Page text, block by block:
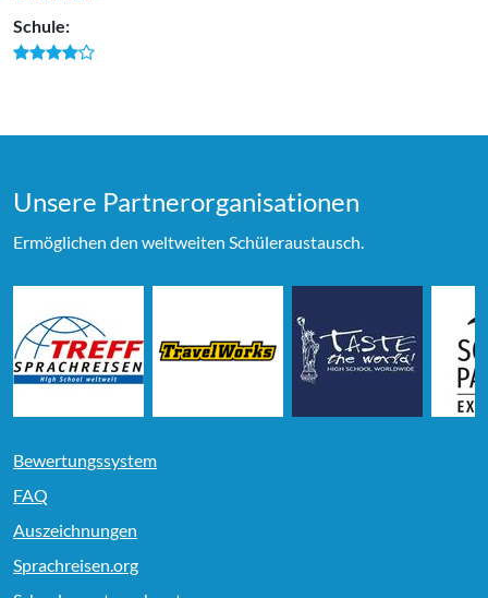
Schule:
Unsere Partner­organi­sationen
Ermöglichen den weltweiten Schüleraustausch.
Bewertungssystem
FAQ
Auszeichnungen
Sprachreisen.org